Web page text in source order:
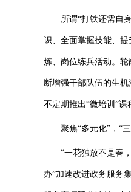
所谓“打铁还需自身
识、全面掌握技能、
炼、岗位练兵活动。
断增强干部队伍的生
不定期推出“微培训”课
聚焦“多元化”，“三
“一花独放不是春，
办”加速改进政务服务